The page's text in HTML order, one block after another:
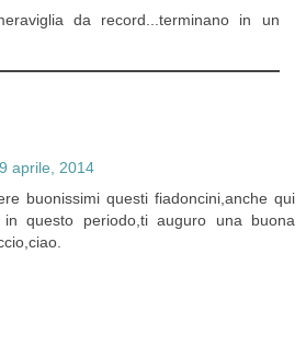
da record...terminano in un
aprile, 2014
buonissimi questi fiadoncini,anche qui
questo periodo,ti auguro una buona